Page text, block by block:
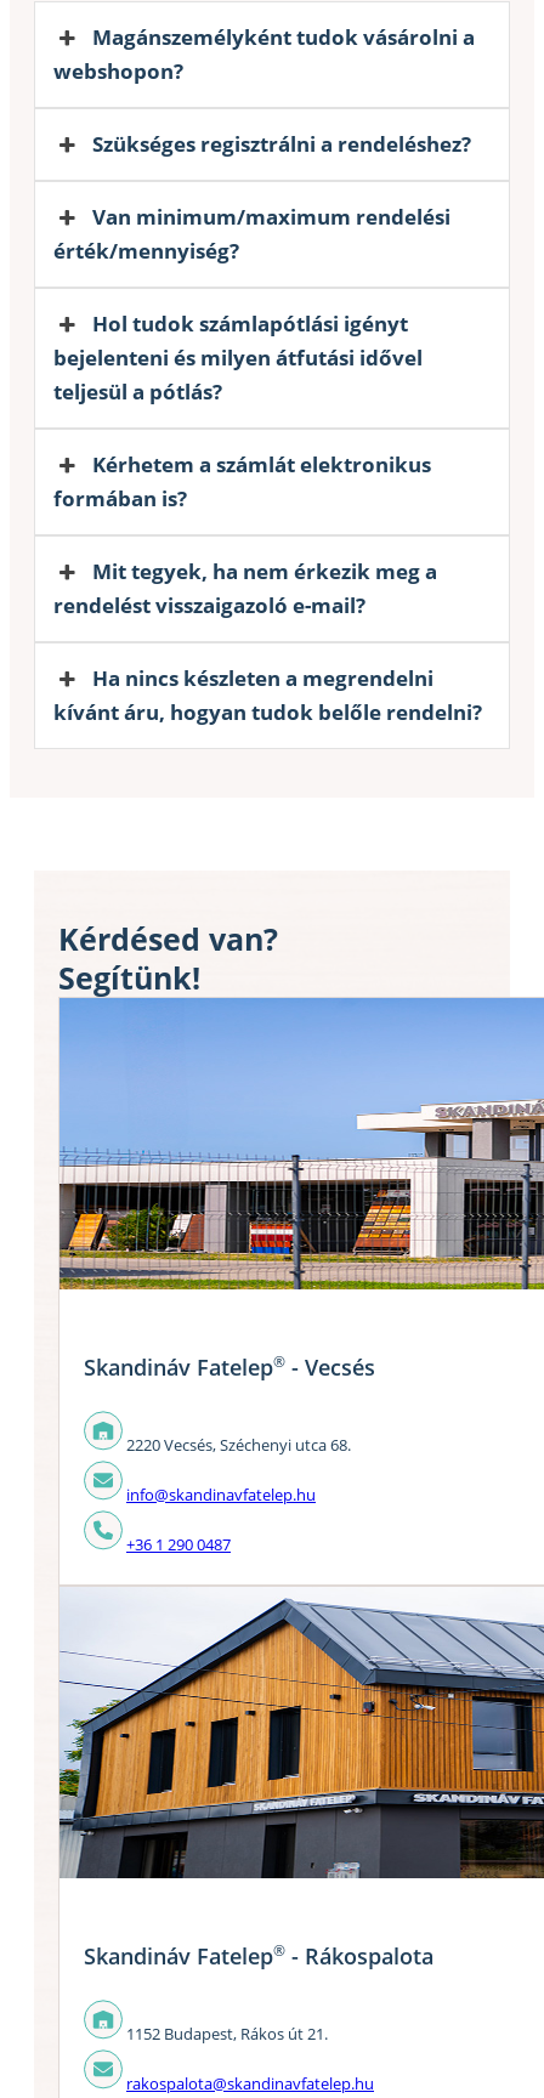
Magánszemélyként tudok vásárolni a
webshopon?
Szükséges regisztrálni a rendeléshez?
Van minimum/maximum rendelési
érték/mennyiség?
Hol tudok számlapótlási igényt
bejelenteni és milyen átfutási idővel
teljesül a pótlás?
Kérhetem a számlát elektronikus
formában is?
Mit tegyek, ha nem érkezik meg a
rendelést visszaigazoló e-mail?
Ha nincs készleten a megrendelni
kívánt áru, hogyan tudok belőle rendelni?
Kérdésed van?
Segítünk!
Skandináv Fatelep® - Vecsés
2220 Vecsés, Széchenyi utca 68.
info@skandinavfatelep.hu
+36 1 290 0487
Skandináv Fatelep® - Rákospalota
1152 Budapest, Rákos út 21.
rakospalota@skandinavfatelep.hu